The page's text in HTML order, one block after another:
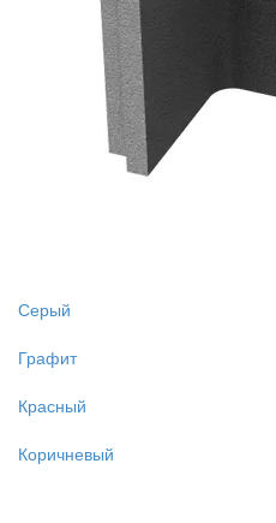
Серый
Графит
Красный
Коричневый